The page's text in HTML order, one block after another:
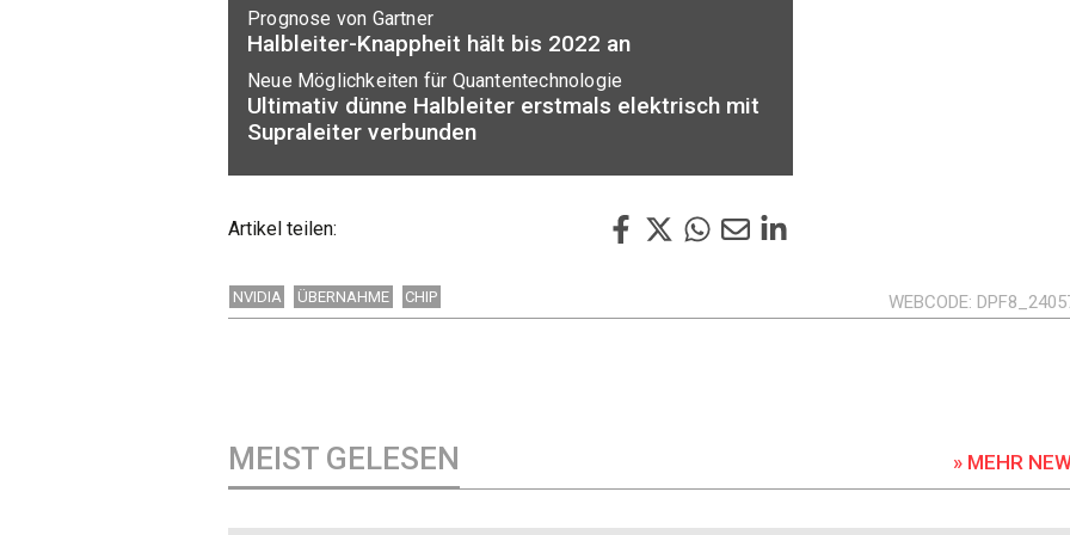
Prognose von Gartner
Halbleiter-Knappheit hält bis 2022 an
Neue Möglichkeiten für Quantentechnologie
Ultimativ dünne Halbleiter erstmals elektrisch mit
Supraleiter verbunden
Artikel teilen:
NVIDIA ÜBERNAHME CHIP WEBCODE
MEIST GELESEN » MEHR